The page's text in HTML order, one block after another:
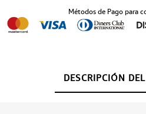
Métodos de Pago para
DESCRIPCIÓN